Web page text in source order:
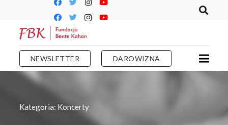
NEWSLETTER DAROWIZNA
Kategoria: Koncerty